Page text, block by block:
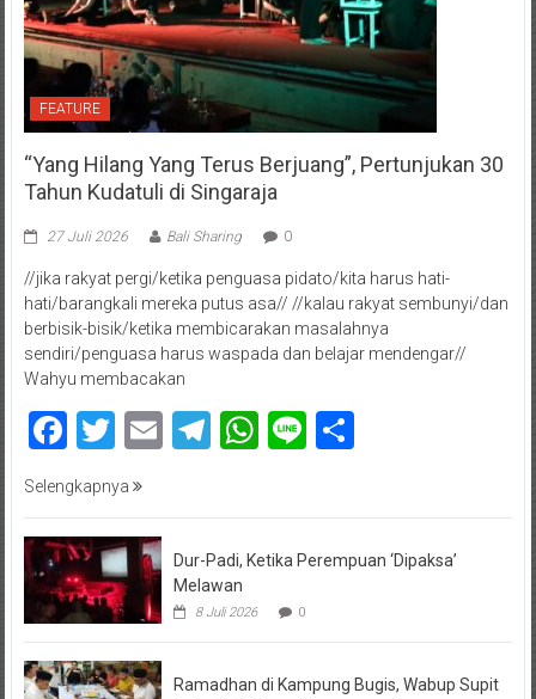
FEATURE
“Yang Hilang Yang Terus Berjuang”, Pertunjukan 30
Tahun Kudatuli di Singaraja
27 Juli 2026 Bali Sharing 0
//jika rakyat pergi/ketika penguasa pidato/kita harus hati-
hati/barangkali mereka putus asa// //kalau rakyat sembunyi/dan
berbisik-bisik/ketika membicarakan masalahnya
sendiri/penguasa harus waspada dan belajar mendengar//
Wahyu membacakan
Facebook
Twitter
EmailTelegram
WhatsApp
Line
Selengkapnya
Dur-Padi, Ketika Perempuan ‘Dipaksa’
Melawan
8 Juli 2026 0
Ramadhan di Kampung Bugis, Wabup Supit